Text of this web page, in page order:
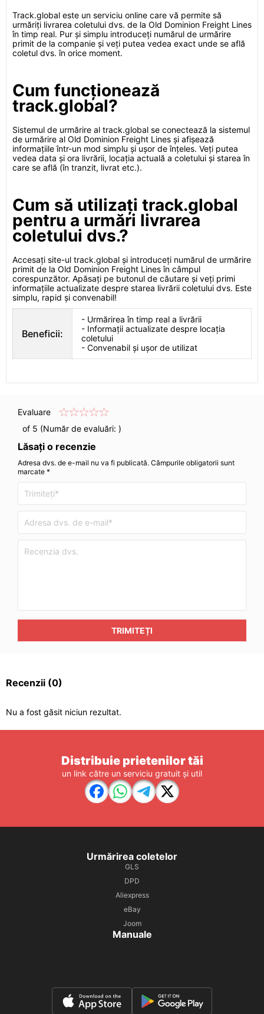
Track.global este un serviciu online care vă permite să
urmăriți livrarea coletului dvs. de la Old Dominion Freight Lines
în timp real. Pur și simplu introduceți numărul de urmărire
primit de la companie și veți putea vedea exact unde se află
coletul dvs. în orice moment.
Cum funcționează
track.global?
Sistemul de urmărire al track.global se conectează la sistemul
de urmărire al Old Dominion Freight Lines și afișează
informațiile într-un mod simplu și ușor de înțeles. Veți putea
vedea data și ora livrării, locația actuală a coletului și starea în
care se află (în tranzit, livrat etc.).
Cum să utilizați track.global
pentru a urmări livrarea
coletului dvs.?
Accesați site-ul track.global și introduceți numărul de urmărire
primit de la Old Dominion Freight Lines în câmpul
corespunzător. Apăsați pe butonul de căutare și veți primi
informațiile actualizate despre starea livrării coletului dvs. Este
simplu, rapid și convenabil!
Beneficii:
- Urmărirea în timp real a livrării
- Informații actualizate despre locația
coletului
- Convenabil și ușor de utilizat
Evaluare
of 5 (Număr de evaluări: )
Lăsați o recenzie
Adresa dvs. de e-mail nu va fi publicată. Câmpurile obligatorii sunt
marcate *
TRIMITEȚI
Recenzii (0)
Nu a fost găsit niciun rezultat.
Distribuie prietenilor tăi
un link către un serviciu gratuit și util
Urmărirea coletelor
GLS
DPD
Aliexpress
eBay
Joom
Manuale